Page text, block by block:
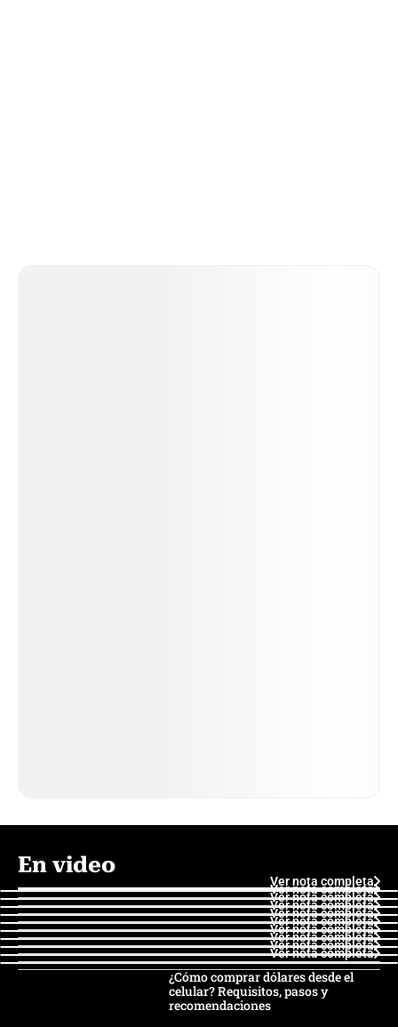
En video
Ver nota completa
Ver nota completa
Ver nota completa
Ver nota completa
Ver nota completa
Ver nota completa
Ver nota completa
Ver nota completa
Ver nota completa
Ver nota completa
¿Cómo comprar dólares desde el
celular? Requisitos, pasos y
recomendaciones